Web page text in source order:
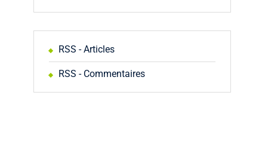
RSS - Articles
RSS - Commentaires